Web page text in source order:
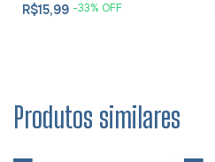
R$15,99 -33% OFF
Produtos similares